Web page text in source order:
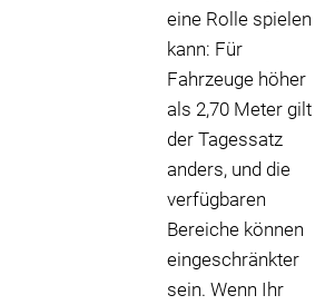
eine Rolle spielen
kann: Für
Fahrzeuge höher
als 2,70 Meter gilt
der Tagessatz
anders, und die
verfügbaren
Bereiche können
eingeschränkter
sein. Wenn Ihr